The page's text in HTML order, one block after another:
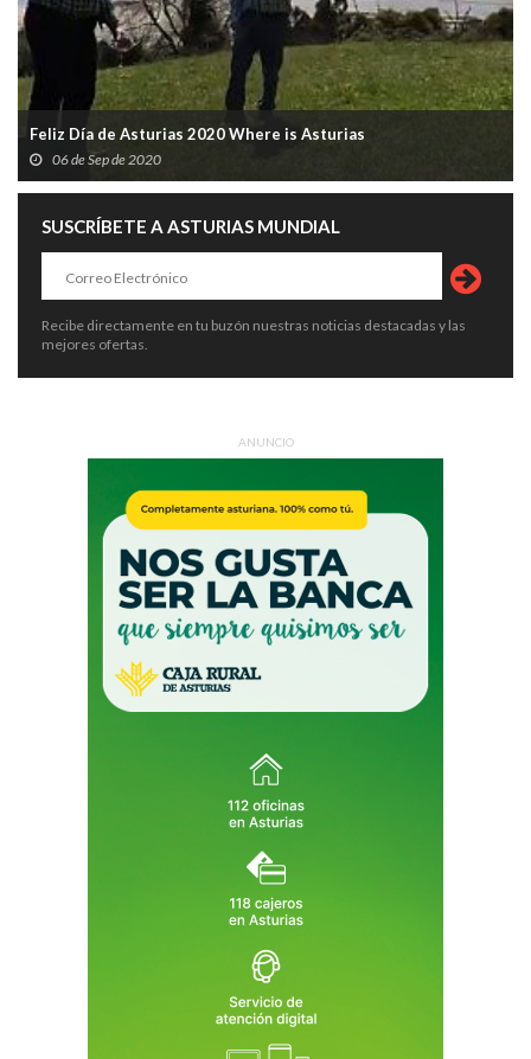
Feliz Día de Asturias 2020 Where is Asturias
06 de Sep de 2020
SUSCRÍBETE A ASTURIAS MUNDIAL
Recibe directamente en tu buzón nuestras noticias destacadas y las
mejores ofertas.
ANUNCIO